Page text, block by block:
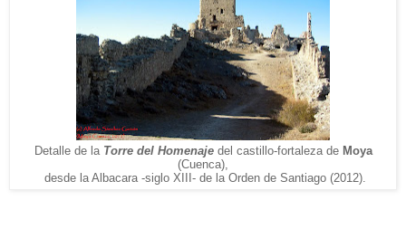
Detalle de la Torre del Homenajedel castillo-fortaleza de Moya
(Cuenca),
desde la Albacara -siglo XIII- de la Orden de Santiago (2012).